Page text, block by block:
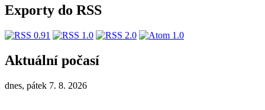
Exporty do RSS
Aktuální počasí
dnes, pátek 7. 8. 2026